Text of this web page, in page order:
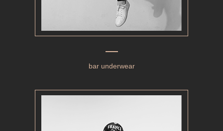
bar underwear